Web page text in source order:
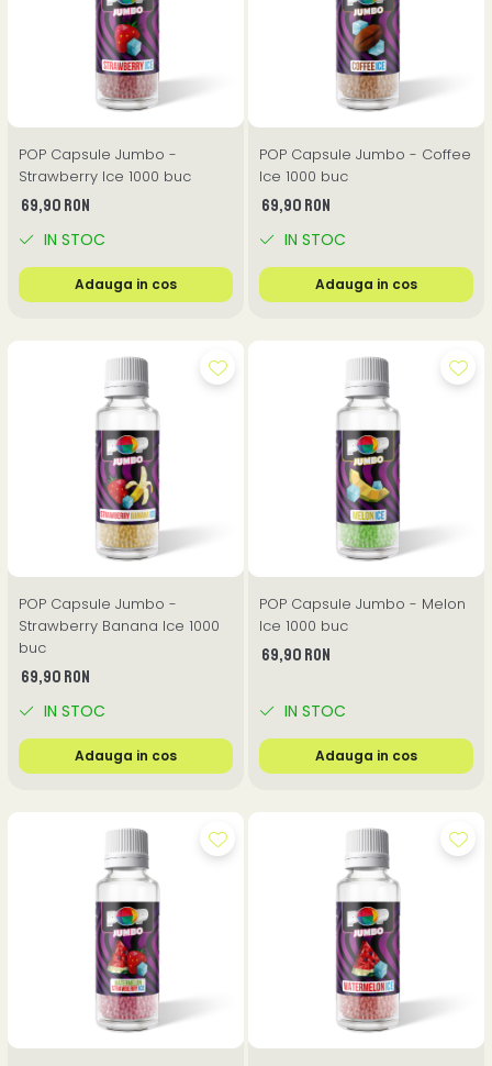
POP Capsule Jumbo -
Strawberry Ice 1000 buc
69,90 RON
IN STOC
Adauga in cos
POP Capsule Jumbo - Coffee
Ice 1000 buc
69,90 RON
IN STOC
Adauga in cos
POP Capsule Jumbo -
Strawberry Banana Ice 1000
buc
69,90 RON
IN STOC
Adauga in cos
POP Capsule Jumbo - Melon
Ice 1000 buc
69,90 RON
IN STOC
Adauga in cos